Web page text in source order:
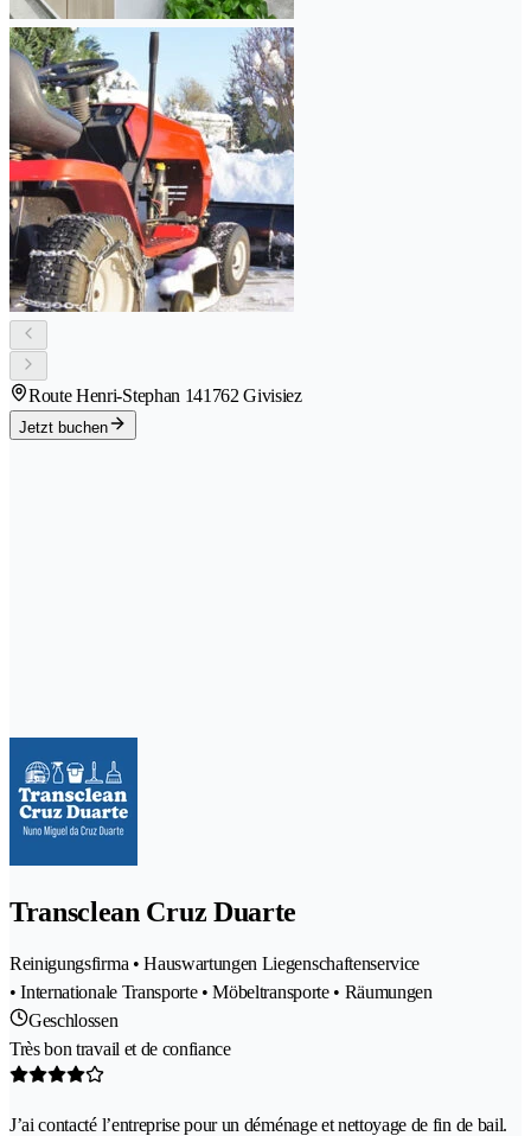
Route Henri-Stephan 141762 Givisiez
Jetzt buchen
Transclean Cruz Duarte
Reinigungsfirma • Hauswartungen Liegenschaftenservice
• Internationale Transporte • Möbeltransporte • Räumungen
Geschlossen
Très bon travail et de confiance
J’ai contacté l’entreprise pour un déménage et nettoyage de fin de bail.